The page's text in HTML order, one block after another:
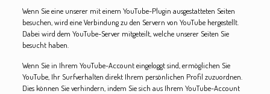
Wenn Sie eine unserer mit einem YouTube-Plugin ausgestatteten Seiten
besuchen, wird eine Verbindung zu den Servern von YouTube hergestellt.
Dabei wird dem YouTube-Server mitgeteilt, welche unserer Seiten Sie
besucht haben.
Wenn Sie in Ihrem YouTube-Account eingeloggt sind, ermöglichen Sie
YouTube, Ihr Surfverhalten direkt Ihrem persönlichen Profil zuzuordnen.
Dies können Sie verhindern, indem Sie sich aus Ihrem YouTube-Account